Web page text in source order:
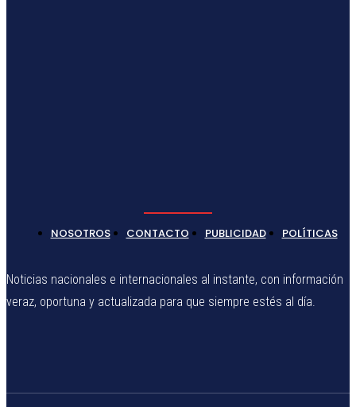
NOSOTROS CONTACTO PUBLICIDAD POLÍTICAS
Noticias nacionales e internacionales al instante, con información
veraz, oportuna y actualizada para que siempre estés al día.